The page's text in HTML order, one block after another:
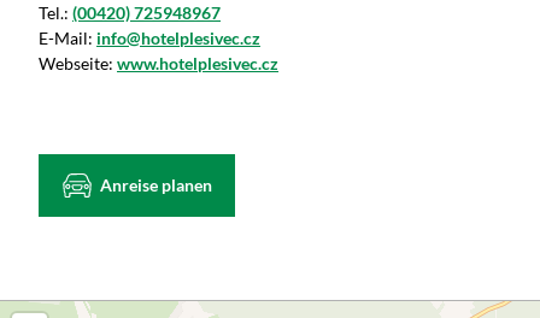
Tel.: (00420) 725948967
E-Mail: info@hotelplesivec.cz
Webseite: www.hotelplesivec.cz
Anreise planen